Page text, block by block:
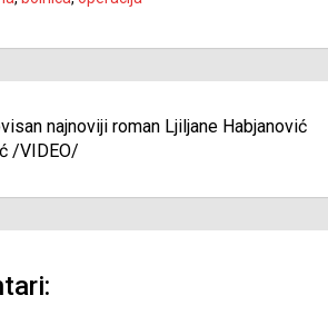
najnoviji roman Ljiljane Habjanović
/VIDEO/